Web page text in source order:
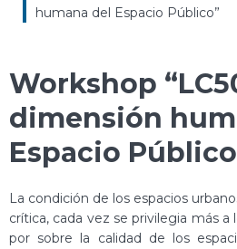
humana del Espacio Público”
Workshop
dimensión
Espacio
La condición de los espacios
crítica, cada vez se privilegia más
por sobre la calidad de los